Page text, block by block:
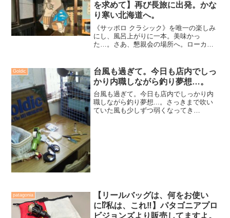
を求めて】再び長旅に出発。かな
り寒い北海道へ。
《サッポロ クラシック》を唯一の楽しみ
にし、風呂上がりに一本。美味かっ
た…。さあ、懇親会の場所へ。ローカル
一番大切になってくる。地元の方々があ
って、私の様な旅アングラーは成立す
る。
Goldic
台風も過ぎて。今日も店内でしっ
かり内職しながら釣り夢想…。
台風も過ぎて。今日も店内でしっかり内
職しながら釣り夢想...。さっきまで吹い
ていた風も少しずつ弱くなってき
patagonia
【リールバッグは、何をお使い
に⁉️私は、これ‼️】パタゴニアプロ
ビジョンズより販売してますよ。